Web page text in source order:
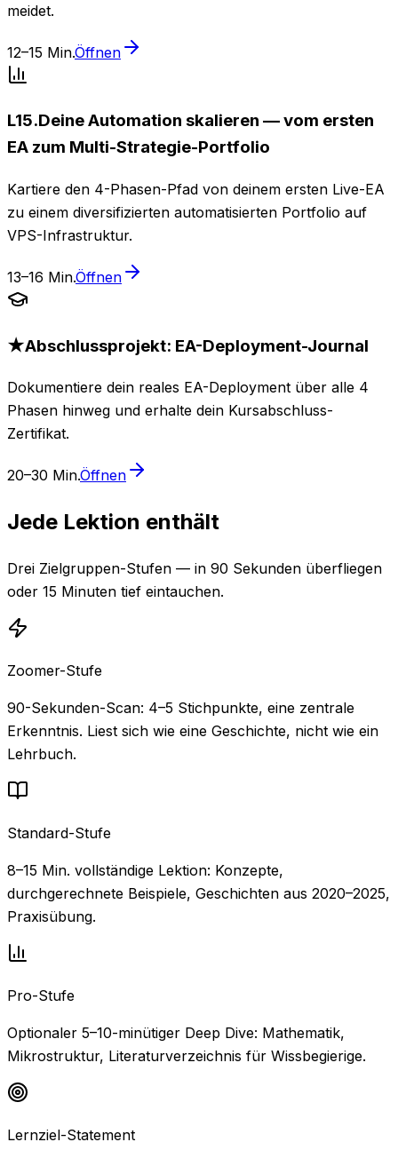
meidet.
12–15 Min.Öffnen
L15.Deine Automation skalieren — vom ersten
EA zum Multi-Strategie-Portfolio
Kartiere den 4-Phasen-Pfad von deinem ersten Live-EA
zu einem diversifizierten automatisierten Portfolio auf
VPS-Infrastruktur.
13–16 Min.Öffnen
★Abschlussprojekt: EA-Deployment-Journal
Dokumentiere dein reales EA-Deployment über alle 4
Phasen hinweg und erhalte dein Kursabschluss-
Zertifikat.
20–30 Min.Öffnen
Jede Lektion enthält
Drei Zielgruppen-Stufen — in 90 Sekunden überfliegen
oder 15 Minuten tief eintauchen.
Zoomer-Stufe
90-Sekunden-Scan: 4–5 Stichpunkte, eine zentrale
Erkenntnis. Liest sich wie eine Geschichte, nicht wie ein
Lehrbuch.
Standard-Stufe
8–15 Min. vollständige Lektion: Konzepte,
durchgerechnete Beispiele, Geschichten aus 2020–2025,
Praxisübung.
Pro-Stufe
Optionaler 5–10-minütiger Deep Dive: Mathematik,
Mikrostruktur, Literaturverzeichnis für Wissbegierige.
Lernziel-Statement